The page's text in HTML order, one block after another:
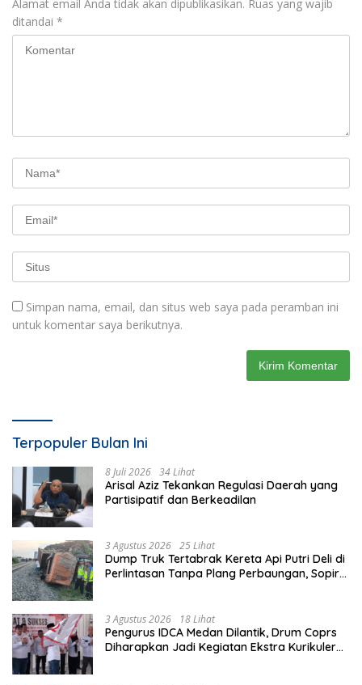
Alamat email Anda tidak akan dipublikasikan. Ruas yang wajib
ditandai *
Simpan nama, email, dan situs web saya pada peramban ini
untuk komentar saya berikutnya.
Terpopuler Bulan Ini
8 Juli 2026 34 Lihat
Arisal Aziz Tekankan Regulasi Daerah yang
Partisipatif dan Berkeadilan
3 Agustus 2026 25 Lihat
Dump Truk Tertabrak Kereta Api Putri Deli di
Perlintasan Tanpa Plang Perbaungan, Sopir
3 Agustus 2026 18 Lihat
Pengurus IDCA Medan Dilantik, Drum Coprs
Diharapkan Jadi Kegiatan Ekstra Kurikuler